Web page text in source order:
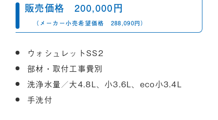
販売価格 200,000円
（メーカー小売希望価格 288,090円）
ウォシュレットSS2
部材・取付工事費別
洗浄水量／大4.8L、小3.6L、eco小3.4L
手洗付